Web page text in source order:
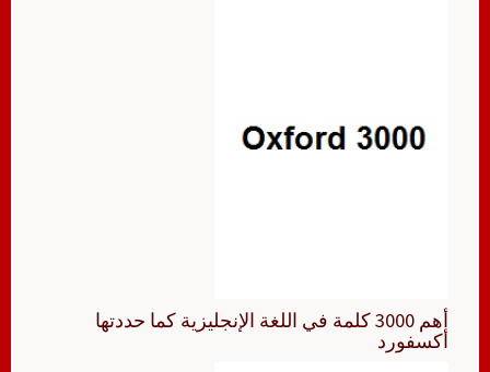
أهم 3000 كلمة في اللغة الإنجليزية كما حددتها
أكسفورد